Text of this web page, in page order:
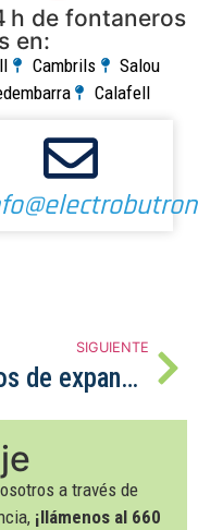
h de fontaneros
en:
Cambrils
Salou
Calafell
SIGUIENTE
Vasos de expansión
a través de
¡llámenos al 660